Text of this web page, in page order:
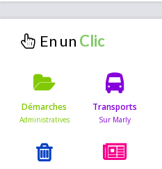
En un
Démarches Transports